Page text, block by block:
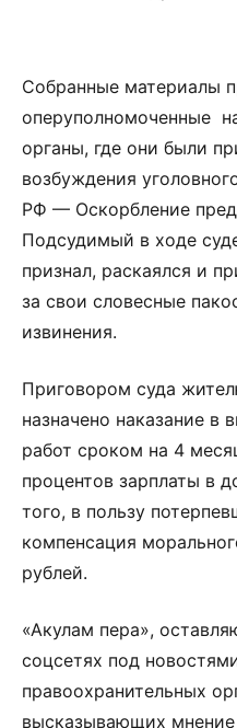
Собранные материалы
оперуполномоченные
органы, где они были
возбуждения
РФ — Оскорбление
Подсудимый в ходе
признал, раскаялся и
за свои словесные
извинения.
Приговором суда
назначено наказание в
работ сроком на 4
процентов зарплаты в
того, в пользу
компенсация
рублей.
«Акулам пера»,
соцсетях под
правоохранительных
высказывающих мнение